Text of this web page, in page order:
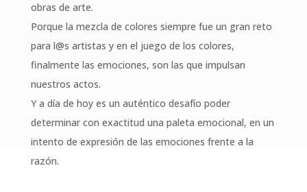
obras de arte.
Porque la mezcla de colores siempre fue un gran reto
para l@s artistas y en el juego de los colores,
finalmente las emociones, son las que impulsan
nuestros actos.
Y a día de hoy es un auténtico desafío poder
determinar con exactitud una paleta emocional, en un
intento de expresión de las emociones frente a la
razón.